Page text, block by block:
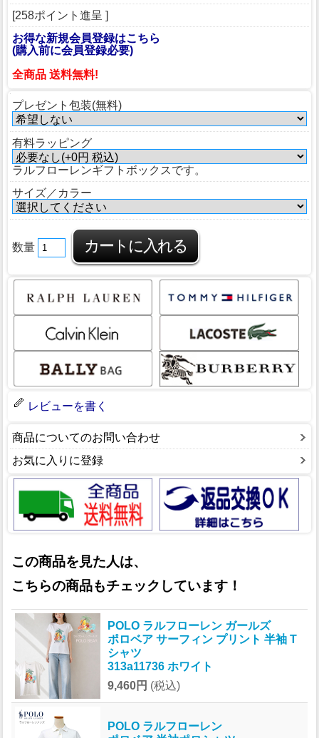
[258ポイント進呈 ]
お得な新規会員登録はこちら
(購入前に会員登録必要)
全商品 送料無料!
プレゼント包装(無料)
有料ラッピング
ラルフローレンギフトボックスです。
サイズ／カラー
数量
レビューを書く
商品についてのお問い合わせ
お気に入りに登録
この商品を見た人は、
こちらの商品もチェックしています！
POLO ラルフローレン ガールズ
ポロベア サーフィン プリント 半袖 T
シャツ
313a11736 ホワイト
9,460円 (税込)
POLO ラルフローレン